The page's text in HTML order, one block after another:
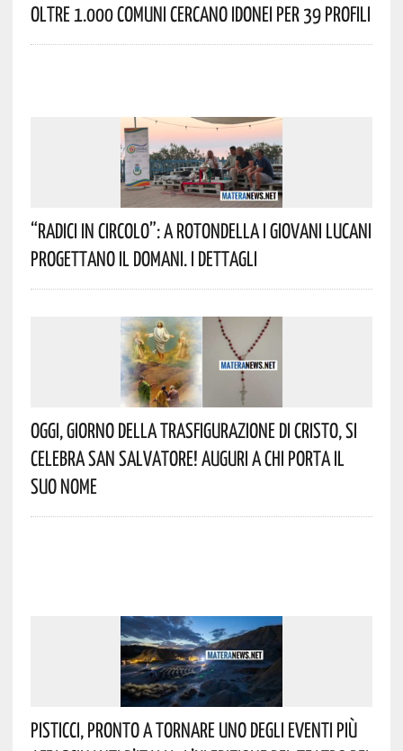
Oltre 1.000 Comuni Cercano Idonei Per 39 Profili
“Radici In Circolo”: A Rotondella I Giovani Lucani
Progettano Il Domani. I Dettagli
Oggi, Giorno Della Trasfigurazione Di Cristo, Si
Celebra San Salvatore! Auguri A Chi Porta Il
Suo Nome
Pisticci, Pronto A Tornare Uno Degli Eventi Più